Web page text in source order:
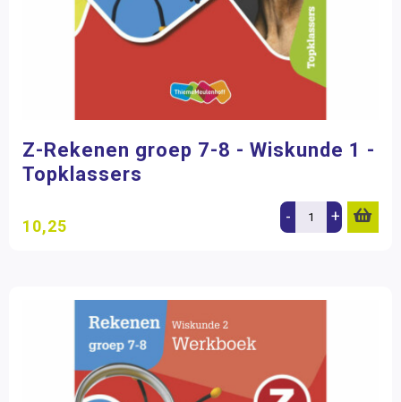
Z-Rekenen groep 7-8 - Wiskunde 1 -
Topklassers
10,25 - +